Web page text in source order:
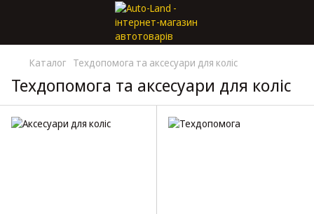
Каталог Техдопомога та аксесуари для коліс
Техдопомога та аксесуари для коліс